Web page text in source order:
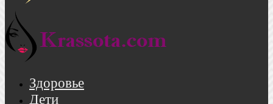
Здоровье
Дети